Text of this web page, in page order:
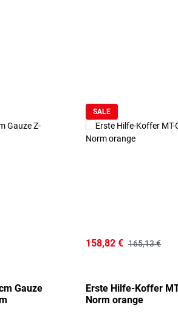
Gauze
SALE
158,82 € 165,13 €
Erste Hilfe-Koffer
Norm orange